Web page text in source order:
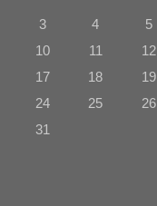
3
4 5
10
11 12
17
18 19
24
25 26
31